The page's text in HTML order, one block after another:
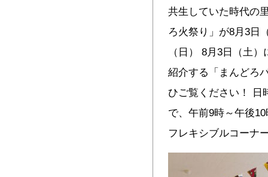
共生していた時代の
ろ火祭り」が8月3日
（日） 8月3日（土
紹介する「まんどろ
ひご覧ください！ 日
で、午前9時～午後
フレキシブルコー